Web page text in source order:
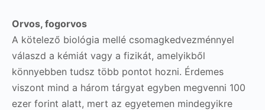
Orvos, fogorvos
A kötelező biológia mellé csomagkedvezménnyel
válaszd a kémiát vagy a fizikát, amelyikből
könnyebben tudsz több pontot hozni. Érdemes
viszont mind a három tárgyat egyben megvenni 100
ezer forint alatt, mert az egyetemen mindegyikre